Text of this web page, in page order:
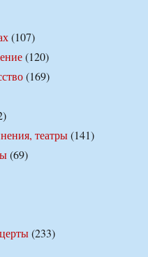
(107)
(120)
(169)
театры(141)
(69)
(233)